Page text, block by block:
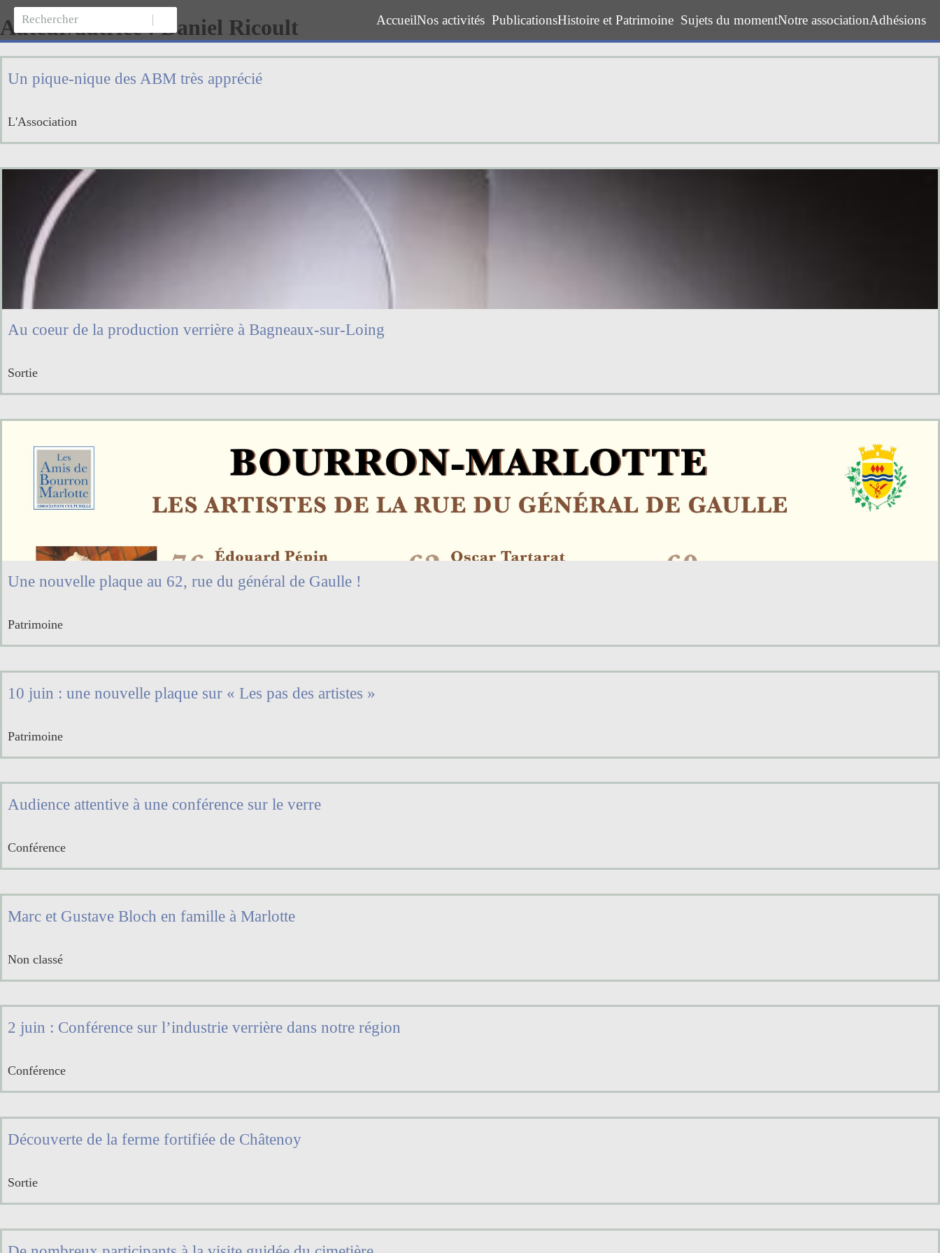
AccueilNos activités PublicationsHistoire et Patrimoine Sujets du momentNotre associationAdhésions
Auteur/autrice :Daniel Ricoult
Un pique-nique des ABM très apprécié
L'Association
Au coeur de la production verrière à Bagneaux-sur-Loing
Sortie
Une nouvelle plaque au 62, rue du général de Gaulle !
Patrimoine
10 juin : une nouvelle plaque sur « Les pas des artistes »
Patrimoine
Audience attentive à une conférence sur le verre
Conférence
Marc et Gustave Bloch en famille à Marlotte
Non classé
2 juin : Conférence sur l’industrie verrière dans notre région
Conférence
Découverte de la ferme fortifiée de Châtenoy
Sortie